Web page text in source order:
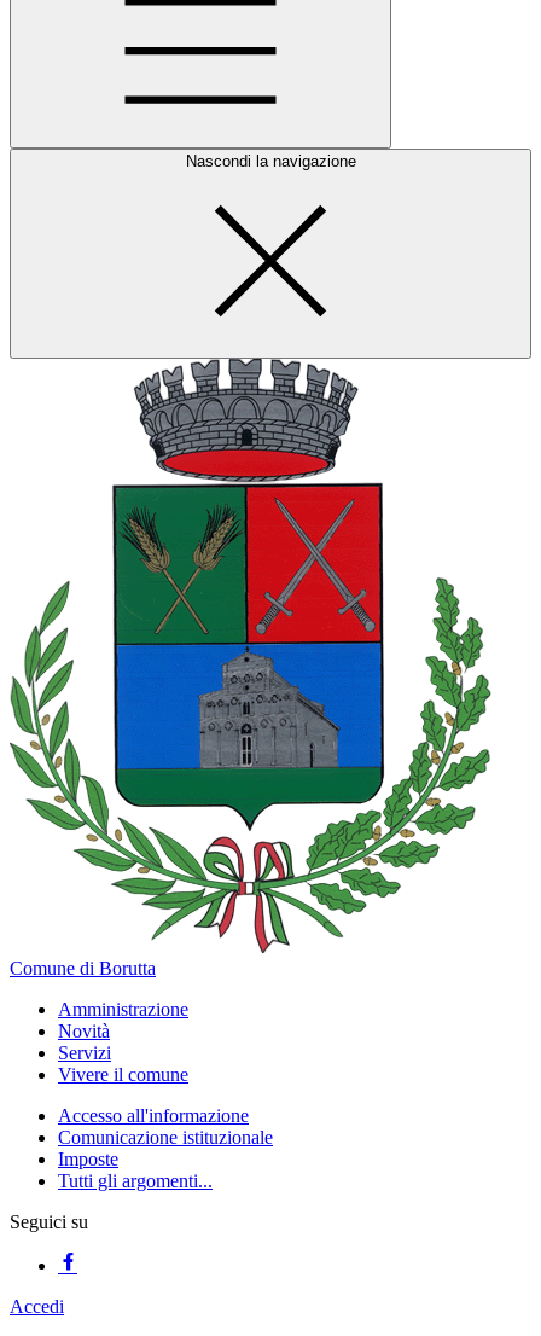
Nascondi la navigazione
Comune di Borutta
Amministrazione
Novità
Servizi
Vivere il comune
Accesso all'informazione
Comunicazione istituzionale
Imposte
Tutti gli argomenti...
Seguici su
Accedi